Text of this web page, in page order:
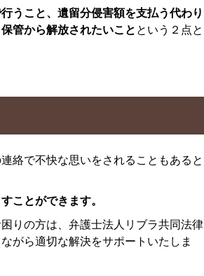
うこと、遺留分侵害額を支払う代わり
管から解放されたいこと という２点と
絡で不快な思いをされることもあると
ことができます。
りの方は、弁護士法人リブラ共同法律
がら適切な解決をサポートいたしま